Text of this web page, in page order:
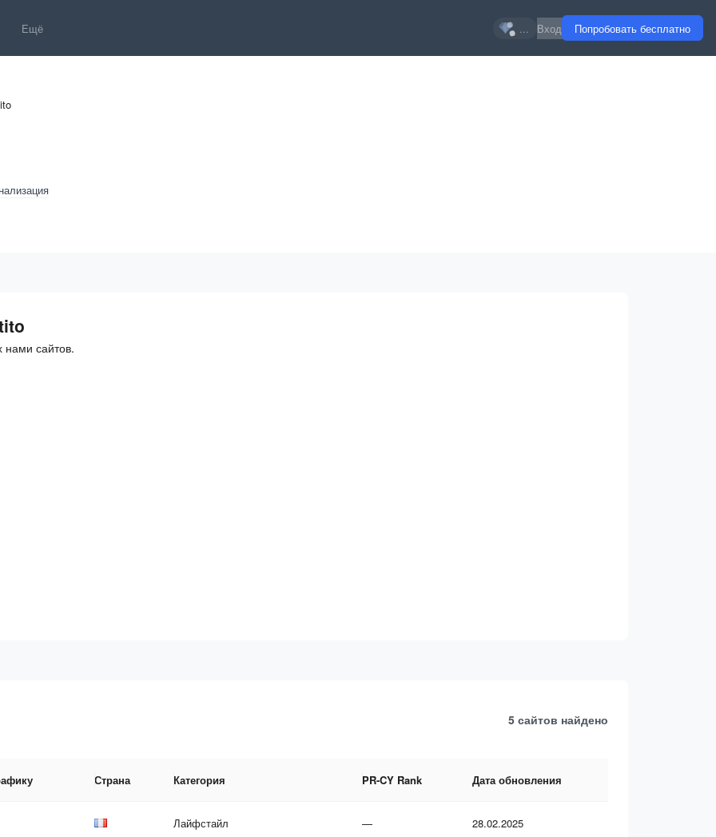
Ещё ... Вход Попробовать бесплатно
нами сайтов.
5 сайтов найдено
Страна Категория PR-CY Rank Дата обновления
Лайфстайл — 28.02.2025